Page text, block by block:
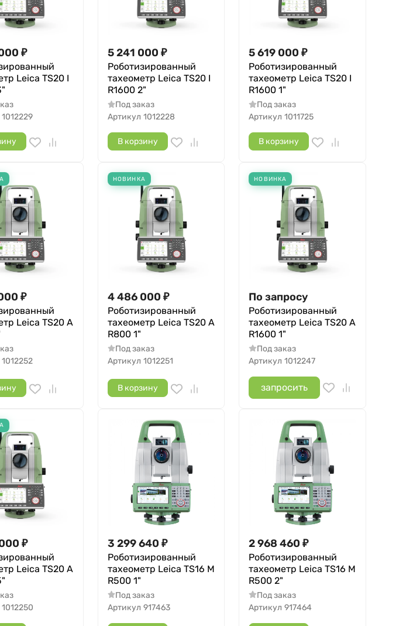
₽
Leica TS20 I
1012229
5 241 000 ₽
Роботизированный
тахеометр Leica TS20 I
R1600 2"
Под заказ
Артикул 1012228
В корзину
5 619 000 ₽
Роботизированный
тахеометр Leica TS20 I
R1600 1"
Под заказ
Артикул 1011725
В корзину
₽
Leica TS20 A
1012252
НОВИНКА
4 486 000 ₽
Роботизированный
тахеометр Leica TS20 A
R800 1"
Под заказ
Артикул 1012251
В корзину
НОВИНКА
По запросу
Роботизированный
тахеометр Leica TS20 A
R1600 1"
Под заказ
Артикул 1012247
запросить
₽
Leica TS20 A
1012250
3 299 640 ₽
Роботизированный
тахеометр Leica TS16 M
R500 1"
Под заказ
Артикул 917463
2 968 460 ₽
Роботизированный
тахеометр Leica TS16 M
R500 2"
Под заказ
Артикул 917464